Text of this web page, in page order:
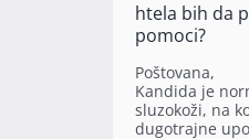
htela bih da
pomoci?
Poštovana,
Kandida je
sluzokoži, na
dugotrajne